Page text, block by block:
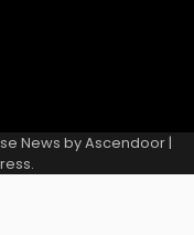
News byAscendoor|
.